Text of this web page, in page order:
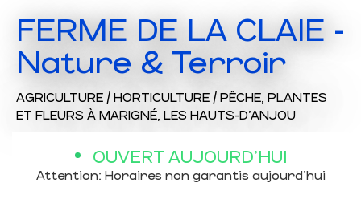
FERME DE LA CLAIE -
Nature & Terroir
AGRICULTURE / HORTICULTURE / PÊCHE, PLANTES
ET FLEURS À MARIGNÉ, LES HAUTS-D'ANJOU
OUVERT AUJOURD'HUI
Attention: Horaires non garantis aujourd'hui